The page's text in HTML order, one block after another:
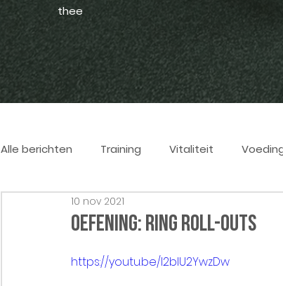
thee
Alle berichten Training Vitaliteit
Oefening: Ring Roll-outs
10 nov 2021
https://youtu.be/l2bIU2YwzDw